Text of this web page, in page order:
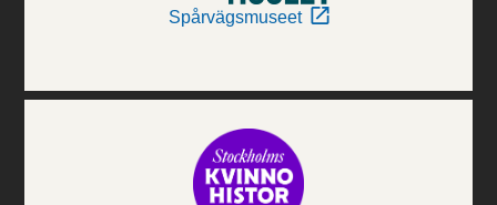
Spårvägsmuseet